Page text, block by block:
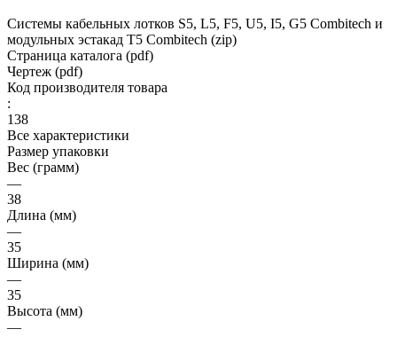
Системы кабельных лотков S5, L5, F5, U5, I5, G5 Combitech и
модульных эстакад T5 Combitech (zip)
Страница каталога (pdf)
Чертеж (pdf)
Код производителя товара
:
138
Все характеристики
Размер упаковки
Вес (грамм)
—
38
Длина (мм)
—
35
Ширина (мм)
—
35
Высота (мм)
—